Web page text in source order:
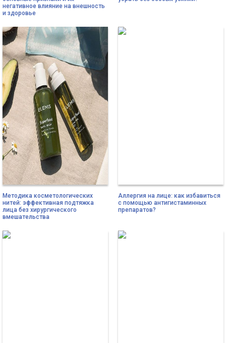
негативное влияние на внешность
и здоровье
Методика косметологических
нитей: эффективная подтяжка
лица без хирургического
вмешательства
Аллергия на лице: как избавиться
с помощью антигистаминных
препаратов?